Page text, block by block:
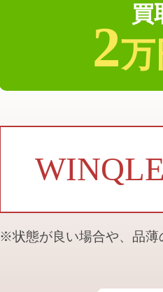
買
2万
WINQLE
※状態が良い場合や、品薄